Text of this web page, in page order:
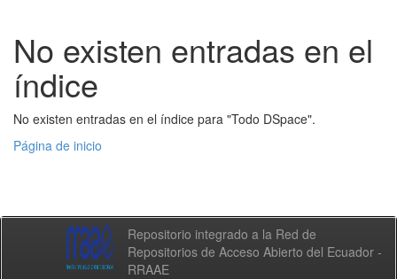
No existen entradas en el
índice
No existen entradas en el índice para "Todo DSpace".
Página de inicio
Repositorio integrado a la Red de
Repositorios de Acceso Abierto del Ecuador -
RRAAE